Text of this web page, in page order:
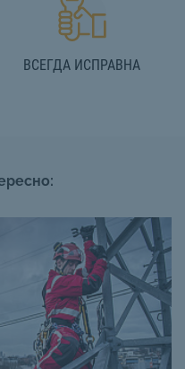
ВСЕГДА ИСПРАВНА